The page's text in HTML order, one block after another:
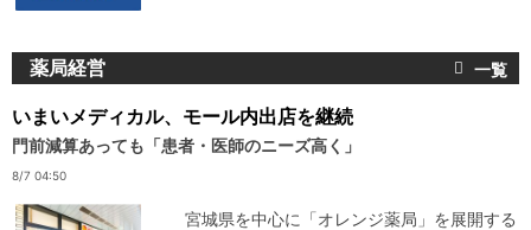
薬局経営
いまいメディカル、モール内出店を継続
門前減算あっても「患者・医師のニーズ高く」
8/7 04:50
宮城県を中心に「オレンジ薬局」を展開する